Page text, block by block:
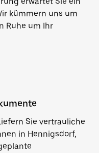
kümmern uns um
Ruhe um Ihr
Sie vertrauliche
in Hennigsdorf,